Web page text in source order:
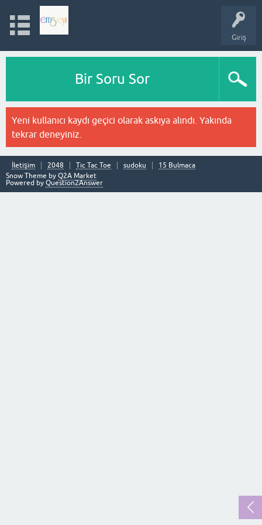
Giriş
Bir Soru Sor
Yeni kullanıcı kaydı geçici olarak askıya alındı. Yakında
tekrar deneyiniz.
İletişim 2048 Tic Tac Toe sudoku
15 Bulmaca
Snow Theme by Q2A Market
Powered by Question2Answer